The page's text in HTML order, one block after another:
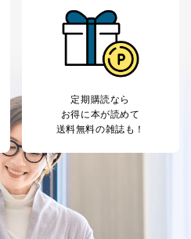
定期購読なら
お得に本が読めて
送料無料の雑誌も！